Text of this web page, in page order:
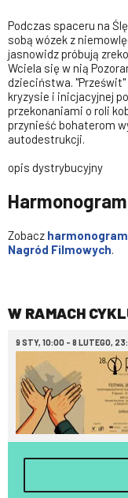
Podczas spaceru na
sobą wózek z
jasnowidz próbują
Wciela się w nią
dzieciństwa.
kryzysie i inicjacyjnej
przekonaniami o roli
przynieść bohaterom
autodestrukcji.
opis dystrybucyjny
Harmonogram
Zobacz
Nagród Filmowych.
W RAMACH
9 STY, 10:00 - 8 LUTEGO,